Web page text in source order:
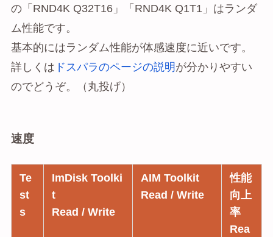
の「RND4K Q32T16」「RND4K Q1T1」はランダ
ム性能です。
基本的にはランダム性能が体感速度に近いです。
詳しくは ドスパラのページの説明 が分かりやすい
のでどうぞ。（丸投げ）
速度
Te
st
s
ImDisk Toolki
t
Read / Write
AIM Toolkit
Read / Write
性能
向上
率
Rea